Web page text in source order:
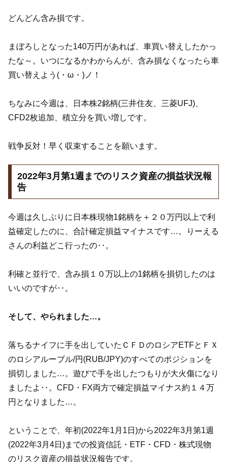
どんどん含み損です。
まぼろしとなった140万円があれば、車買い替えしたかっ
たな～。いつになるかわからんが、含み損なくなったら車
買い替えよう(・ω・)ノ！
ちなみに今週は、日本株2銘柄(三井住友、三菱UFJ)、
CFD2枚追加、積立分を買い増しです。
戦争反対！早く収束することを願います。
2022年3月第1週までのリスク資産の損益状況報
告
今週は久しぶりに日本株現物1銘柄を＋２０万円以上で利
益確定したのに、合計確定損益マイナスです…。りーえる
さんの利益どこ行ったの‥。
利確と並行で、含み損１０万以上の1銘柄を損切したのは
いいのですが‥。
そして、やられました…。
落ちるナイフに手を出していたＣＦＤのロシアETFとＦＸ
のロシアルーブル/円(RUB/JPY)のすべてのポジションを
損切しました…。遊びで手を出したつもりが大火傷になり
ましたよ‥。CFD・FX両方で確定損益マイナス約１４万
円となりました…。
ということで、年初(2022年1月1日)から2022年3月第1週
(2022年3月4日)までの投資信託・ETF・CFD・株式現物
のリスク資産の損益状況報告です。